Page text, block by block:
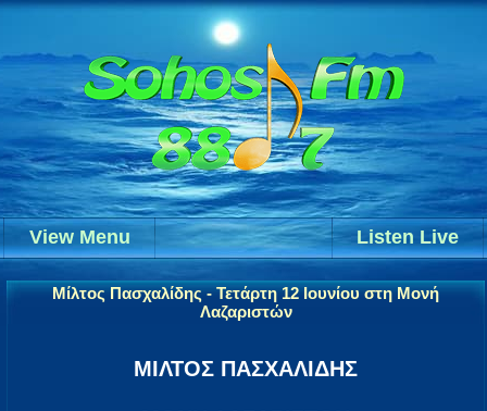
Listen Live
View Menu
Μίλτος Πασχαλίδης - Τετάρτη 12 Ιουνίου στη Μονή
Λαζαριστών
ΜΙΛΤΟΣ ΠΑΣΧΑΛΙΔΗΣ